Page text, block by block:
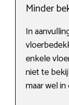
Minder
In
enkele
niet te
maar wel